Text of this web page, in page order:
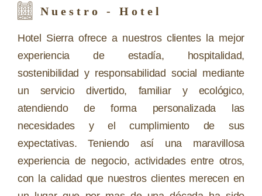
Nuestro - Hotel
Hotel Sierra ofrece a nuestros clientes la mejor
experiencia de estadía, hospitalidad,
sostenibilidad y responsabilidad social mediante
un servicio divertido, familiar y ecológico,
atendiendo de forma personalizada las
necesidades y el cumplimiento de sus
expectativas. Teniendo así una maravillosa
experiencia de negocio, actividades entre otros,
con la calidad que nuestros clientes merecen en